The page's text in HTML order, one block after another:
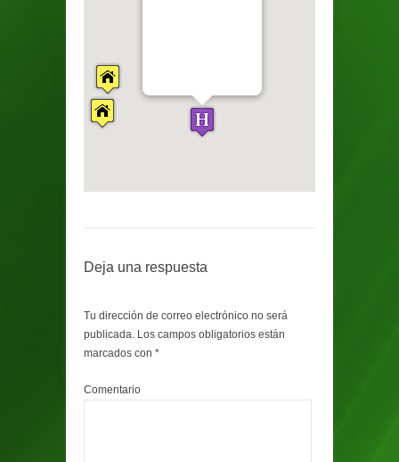
Deja una respuesta
Tu dirección de correo electrónico no será
publicada. Los campos obligatorios están
marcados con *
Comentario